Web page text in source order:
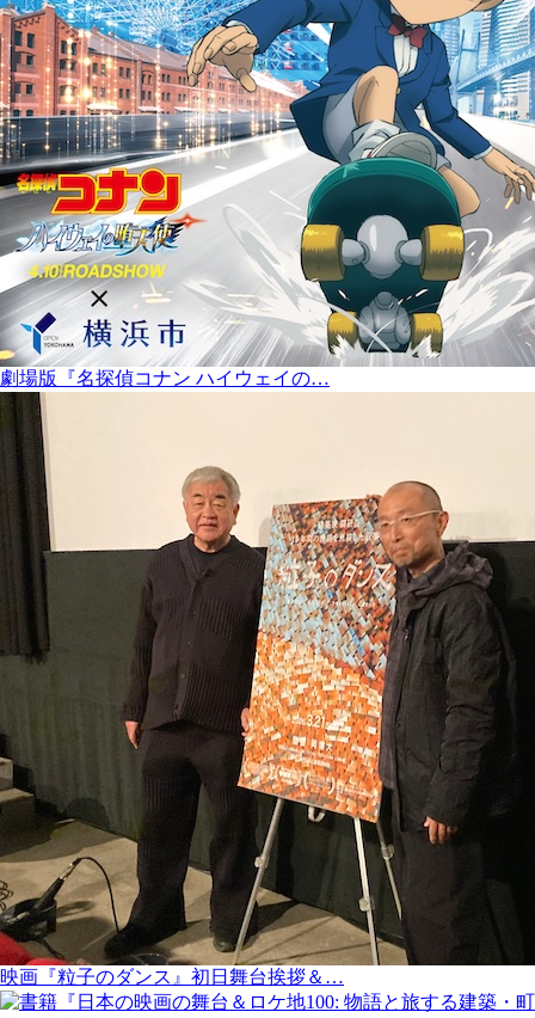
劇場版『名探偵コナン ハイウェイの…
映画『粒子のダンス』初日舞台挨拶＆…